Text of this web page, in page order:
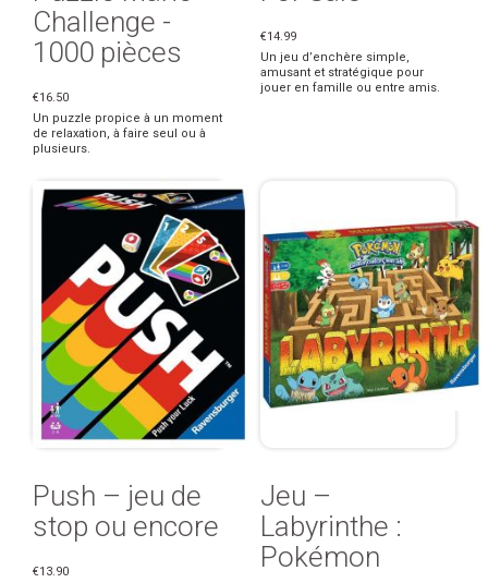
Challenge -
1000 pièces
€16.50
Un puzzle propice à un moment
de relaxation, à faire seul ou à
plusieurs.
€14.99
Un jeu d’enchère simple,
amusant et stratégique pour
jouer en famille ou entre amis.
Push – jeu de
stop ou encore
€13.90
Jeu –
Labyrinthe :
Pokémon